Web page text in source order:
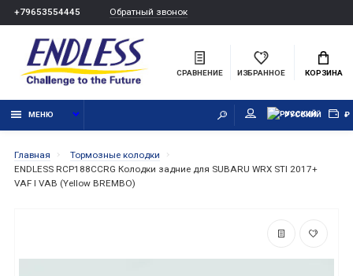
+79653554445 Обратный звонок
СРАВНЕНИЕ ИЗБРАННОЕ КОРЗИНА
МЕНЮ РУССКИЙ ₽
Главная
Тормозные колодки
ENDLESS RCP188CCRG Колодки задние для SUBARU WRX STI 2017+
VAF I VAB (Yellow BREMBO)